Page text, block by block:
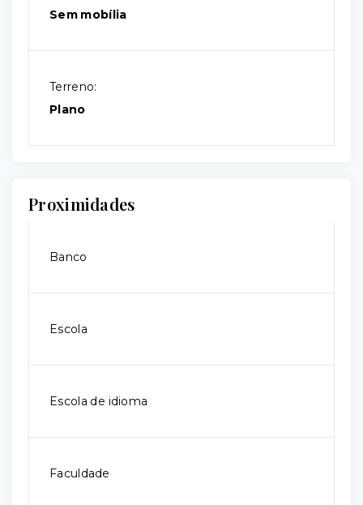
Sem mobília
Terreno:
Plano
Proximidades
Banco
Escola
Escola de idioma
Faculdade